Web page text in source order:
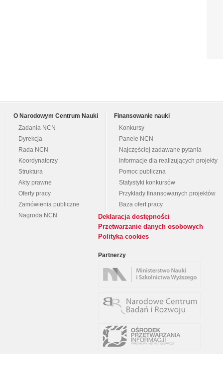
O Narodowym Centrum Nauki
Zadania NCN
Dyrekcja
Rada NCN
Koordynatorzy
Struktura
Akty prawne
Oferty pracy
Zamówienia publiczne
Nagroda NCN
Finansowanie nauki
Konkursy
Panele NCN
Najczęściej zadawane pytania
Informacje dla realizujących projekty
Pomoc publiczna
Statystyki konkursów
Przykłady finansowanych projektów
Baza ofert pracy
Deklaracja dostępności
Przetwarzanie danych osobowych
Polityka cookies
Partnerzy